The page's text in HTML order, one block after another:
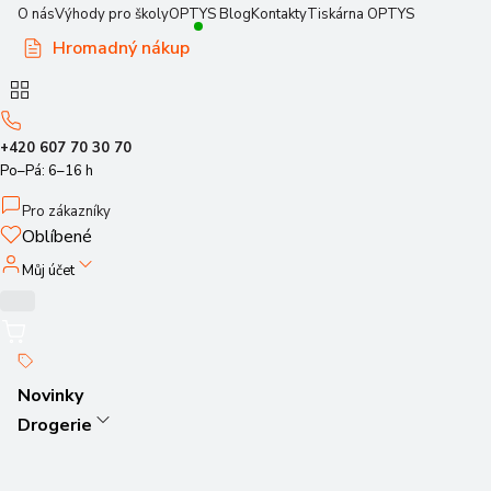
O násVýhody pro školyOPTYS BlogKontaktyTiskárna OPTYS
Hromadný nákup
+420 607 70 30 70
Po–Pá: 6–16 h
Pro zákazníky
Oblíbené
Můj účet
Novinky
Drogerie